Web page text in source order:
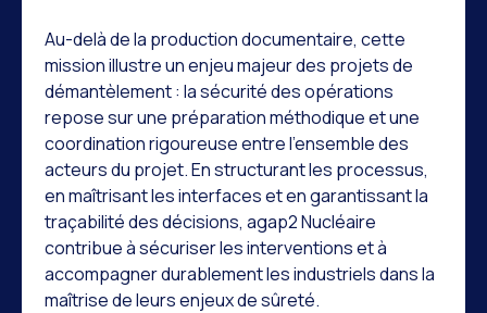
Au-delà de la production documentaire, cette
mission illustre un enjeu majeur des projets de
démantèlement : la sécurité des opérations
repose sur une préparation méthodique et une
coordination rigoureuse entre l'ensemble des
acteurs du projet. En structurant les processus,
en maîtrisant les interfaces et en garantissant la
traçabilité des décisions, agap2 Nucléaire
contribue à sécuriser les interventions et à
accompagner durablement les industriels dans la
maîtrise de leurs enjeux de sûreté.